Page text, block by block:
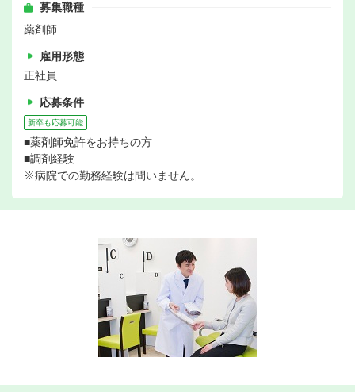
募集職種
薬剤師
雇用形態
正社員
応募条件
新卒も応募可能
■薬剤師免許をお持ちの方
■調剤経験
※病院での勤務経験は問いません。